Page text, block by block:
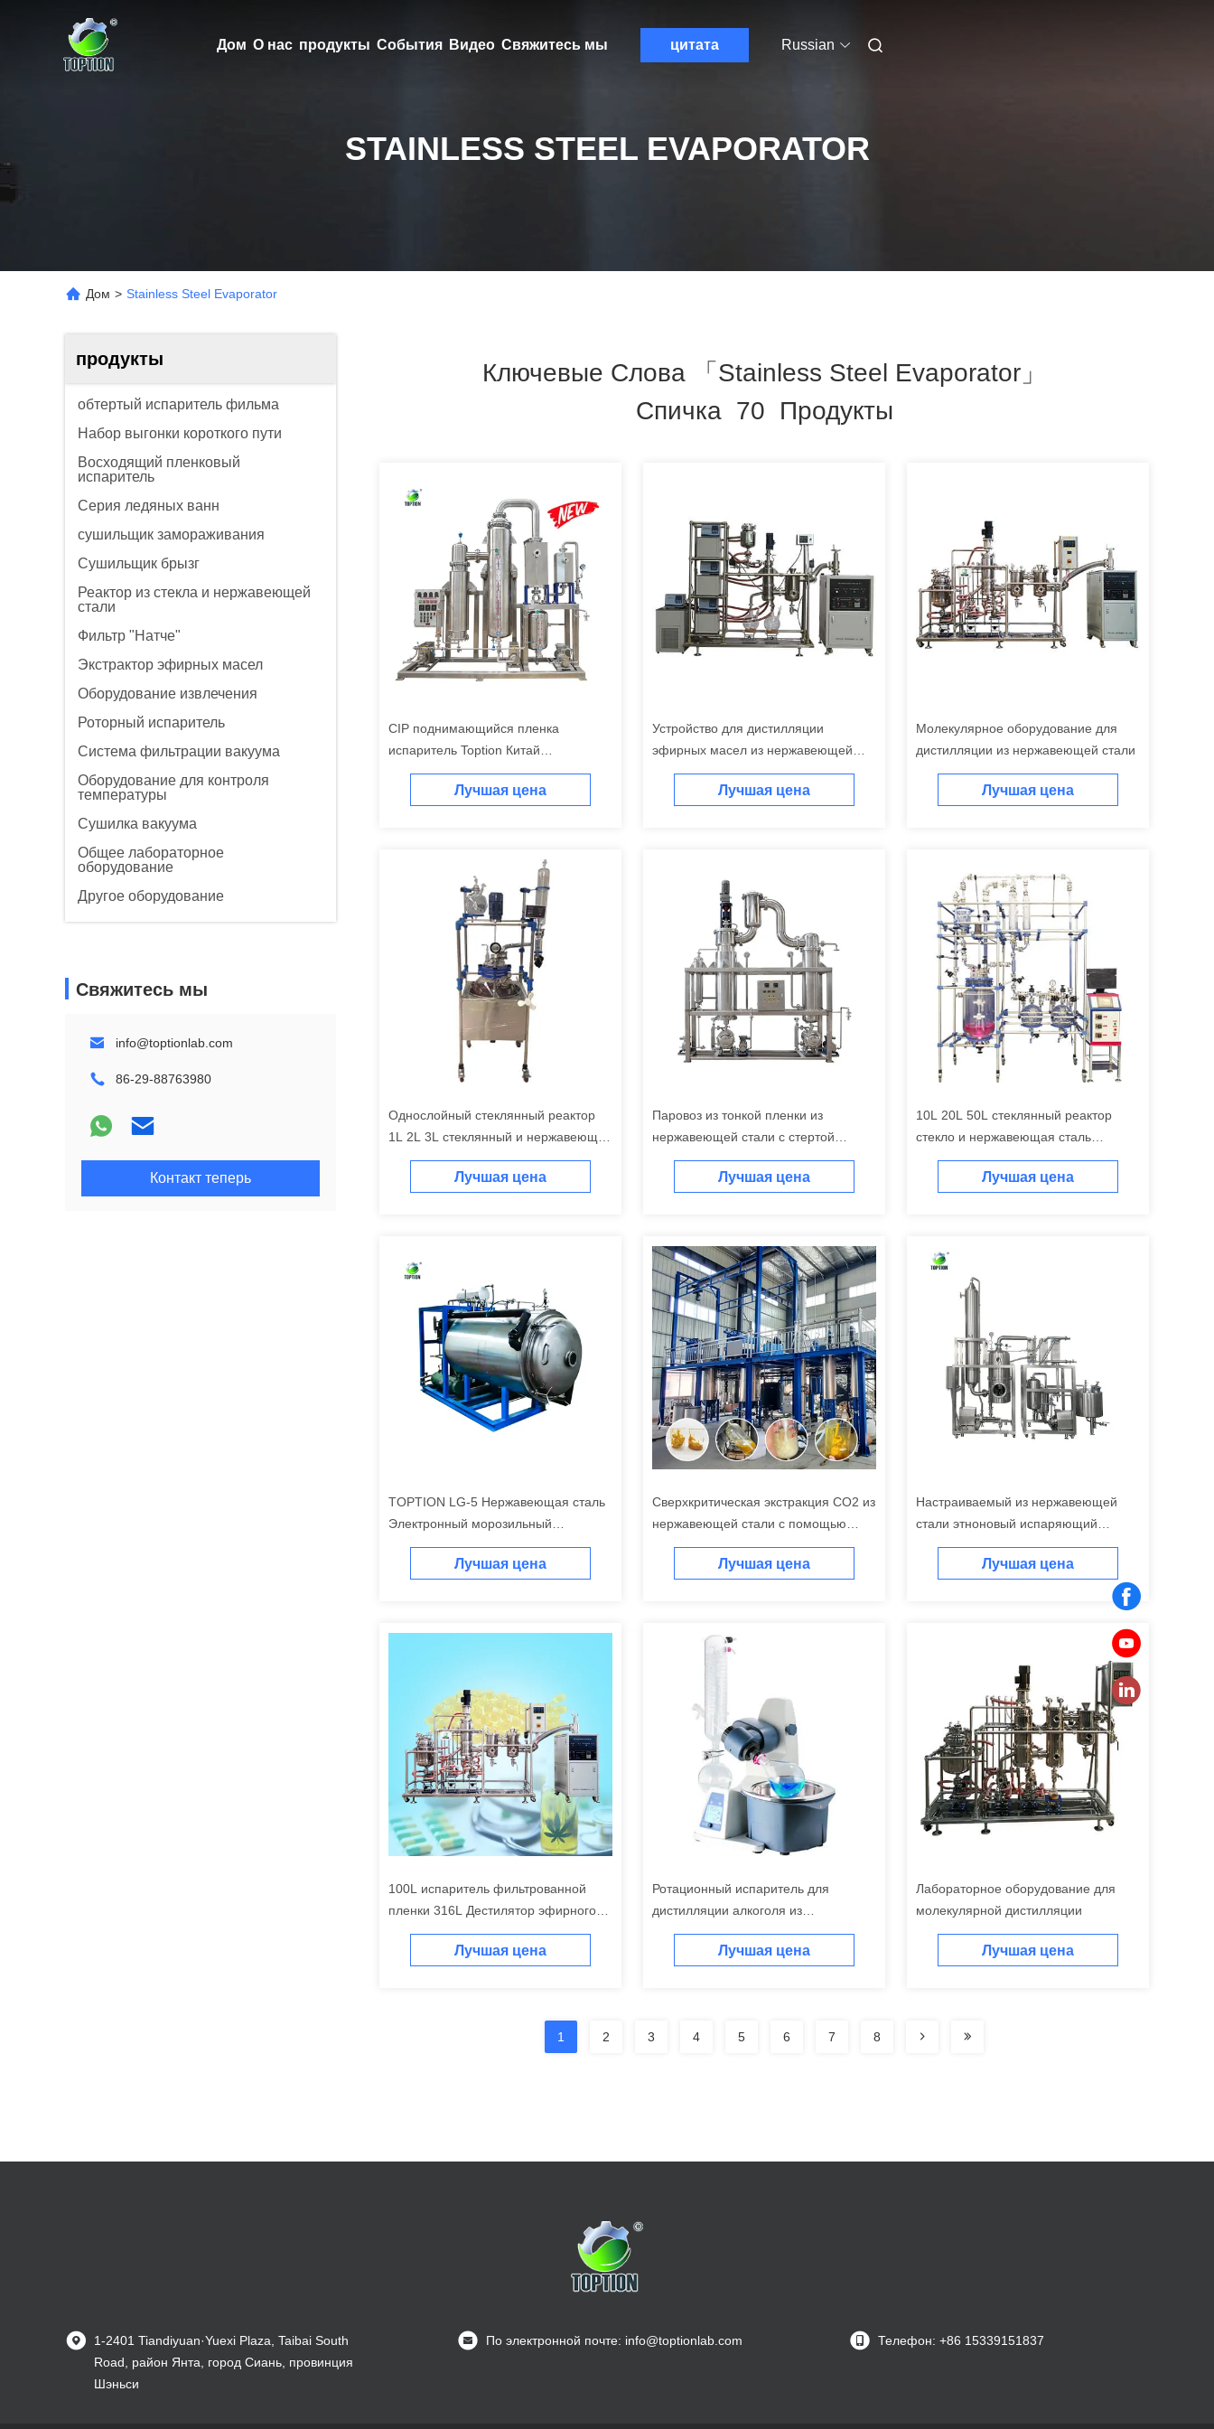
Дом О нас продукты События Видео Свяжитесь мы цитата Russian
STAINLESS STEEL EVAPORATOR
Дом > Stainless Steel Evaporator
продукты
обтертый испаритель фильма
Набор выгонки короткого пути
Восходящий пленковый
испаритель
Серия ледяных ванн
сушильщик замораживания
Сушильщик брызг
Реактор из стекла и нержавеющей
стали
Фильтр "Натче"
Экстрактор эфирных масел
Оборудование извлечения
Роторный испаритель
Система фильтрации вакуума
Оборудование для контроля
температуры
Сушилка вакуума
Общее лабораторное
оборудование
Другое оборудование
Свяжитесь мы
info@toptionlab.com
86-29-88763980
Контакт теперь
Ключевые Слова 「stainless Steel Evaporator」
Спичка 70 Продукты
CIP поднимающийся пленка
испаритель Toption Китай
нержавеющая сталь испаритель
Лучшая цена
Устройство для дистилляции
эфирных масел из нержавеющей
стали
Лучшая цена
Молекулярное оборудование для
дистилляции из нержавеющей стали
Лучшая цена
Однослойный стеклянный реактор
1L 2L 3L стеклянный и нержавеющая
сталь реактор
Лучшая цена
Паровоз из тонкой пленки из
нержавеющей стали с стертой
пленкой и подачей насоса
Лучшая цена
10L 20L 50L стеклянный реактор
стекло и нержавеющая сталь
реактор
Лучшая цена
TOPTION LG-5 Нержавеющая сталь
Электронный морозильный
сушильщик превосходные
характеристикиЛучшая цена
Сверхкритическая экстракция СО2 из
нержавеющей стали с помощью
источника электроэнергии
Лучшая цена
Настраиваемый из нержавеющей
стали этноновый испаряющий
упадочный пленковый испаритель
Лучшая цена
100L испаритель фильтрованной
пленки 316L Дестилятор эфирного
масла из нержавеющей стали
Лучшая цена
Ротационный испаритель для
дистилляции алкоголя из
нержавеющей стали 2L Rotovap
Лучшая цена
Лабораторное оборудование для
молекулярной дистилляции
Лучшая цена
1 2 3 4 5 6 7 8
1-2401 Tiandiyuan·Yuexi Plaza, Taibai South
Road, район Янта, город Сиань, провинция
Шэньси
По электронной почте: info@toptionlab.com Телефон: +86 15339151837